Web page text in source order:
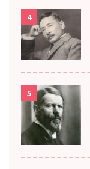
4
5